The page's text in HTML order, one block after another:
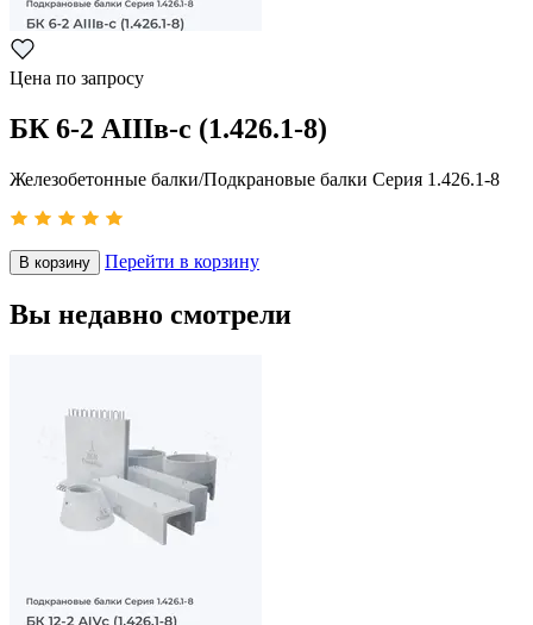
Цена по запросу
БК 6-2 AIIIв-с (1.426.1-8)
Железобетонные балки/Подкрановые балки Серия 1.426.1-8
В корзину Перейти в корзину
Вы недавно смотрели